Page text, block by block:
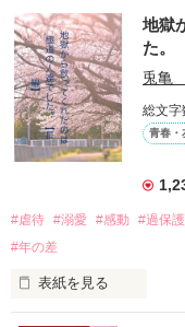
推しは画面の向こうに
ています。
不器用でも努力を諦め
無口で頼れる黒。
天才肌で笑顔が眩しい
三人の姿に勇気をも
えるようになった。
笑って、ときど
地獄
た。
兎亀
総文字
青春・
#虐待 #溺愛 #感動 #過保護
#年の差
表紙を見る